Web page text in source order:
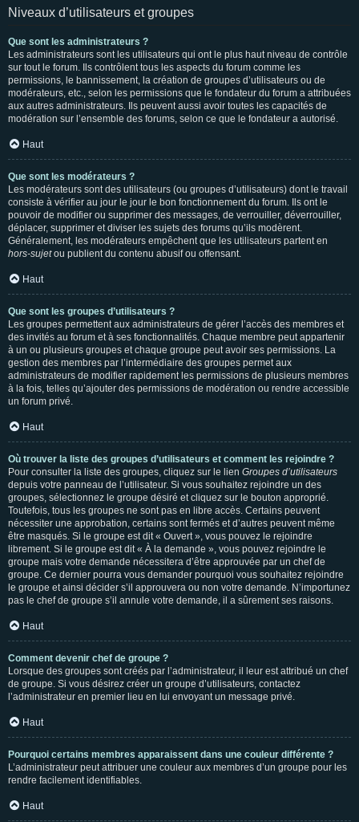
Niveaux d’utilisateurs et groupes
Que sont les administrateurs ?
Les administrateurs sont les utilisateurs qui ont le plus haut niveau de contrôle
sur tout le forum. Ils contrôlent tous les aspects du forum comme les
permissions, le bannissement, la création de groupes d’utilisateurs ou de
modérateurs, etc., selon les permissions que le fondateur du forum a attribuées
aux autres administrateurs. Ils peuvent aussi avoir toutes les capacités de
modération sur l’ensemble des forums, selon ce que le fondateur a autorisé.
Haut
Que sont les modérateurs ?
Les modérateurs sont des utilisateurs (ou groupes d’utilisateurs) dont le travail
consiste à vérifier au jour le jour le bon fonctionnement du forum. Ils ont le
pouvoir de modifier ou supprimer des messages, de verrouiller, déverrouiller,
déplacer, supprimer et diviser les sujets des forums qu’ils modèrent.
Généralement, les modérateurs empêchent que les utilisateurs partent en
hors-sujetou publient du contenu abusif ou offensant.
Haut
Que sont les groupes d’utilisateurs ?
Les groupes permettent aux administrateurs de gérer l’accès des membres et
des invités au forum et à ses fonctionnalités. Chaque membre peut appartenir
à un ou plusieurs groupes et chaque groupe peut avoir ses permissions. La
gestion des membres par l’intermédiaire des groupes permet aux
administrateurs de modifier rapidement les permissions de plusieurs membres
à la fois, telles qu’ajouter des permissions de modération ou rendre accessible
un forum privé.
Haut
Où trouver la liste des groupes d’utilisateurs et comment les rejoindre ?
Pour consulter la liste des groupes, cliquez sur le lien Groupes d’utilisateurs
depuis votre panneau de l’utilisateur. Si vous souhaitez rejoindre un des
groupes, sélectionnez le groupe désiré et cliquez sur le bouton approprié.
Toutefois, tous les groupes ne sont pas en libre accès. Certains peuvent
nécessiter une approbation, certains sont fermés et d’autres peuvent même
être masqués. Si le groupe est dit « Ouvert », vous pouvez le rejoindre
librement. Si le groupe est dit « À la demande », vous pouvez rejoindre le
groupe mais votre demande nécessitera d’être approuvée par un chef de
groupe. Ce dernier pourra vous demander pourquoi vous souhaitez rejoindre
le groupe et ainsi décider s’il approuvera ou non votre demande. N’importunez
pas le chef de groupe s’il annule votre demande, il a sûrement ses raisons.
Haut
Comment devenir chef de groupe ?
Lorsque des groupes sont créés par l’administrateur, il leur est attribué un chef
de groupe. Si vous désirez créer un groupe d’utilisateurs, contactez
l’administrateur en premier lieu en lui envoyant un message privé.
Haut
Pourquoi certains membres apparaissent dans une couleur différente ?
L’administrateur peut attribuer une couleur aux membres d’un groupe pour les
rendre facilement identifiables.
Haut